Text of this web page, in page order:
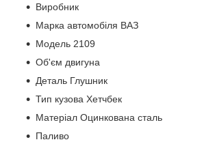
Виробник
Марка автомобіля ВАЗ
Модель 2109
Об'єм двигуна
Деталь Глушник
Тип кузова Хетчбек
Матеріал Оцинкована сталь
Паливо